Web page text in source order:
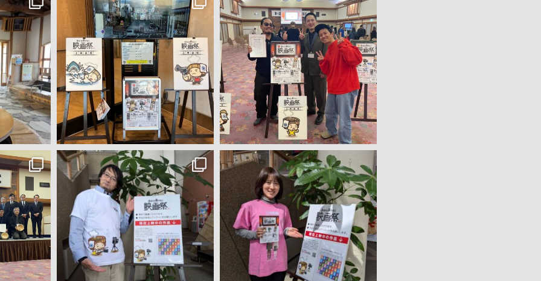
『火天の城』
• 2009年 全国ロードショー
• 2010年 第33回日本アカデミー賞美術賞優秀賞受賞
オフィシャルWEBサイト